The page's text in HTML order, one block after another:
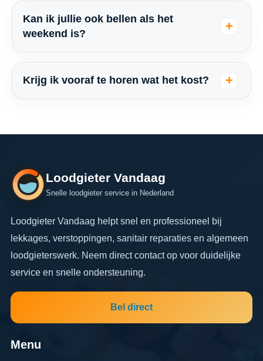
Kan ik jullie ook bellen als het
weekend is?
Krijg ik vooraf te horen wat het kost?
Loodgieter Vandaag
Snelle loodgieter service in Nederland
Loodgieter Vandaag helpt snel en professioneel bij
lekkages, verstoppingen, sanitair reparaties en algemeen
loodgieterswerk. Neem direct contact op voor duidelijke
service en snelle ondersteuning.
Bel direct
Menu